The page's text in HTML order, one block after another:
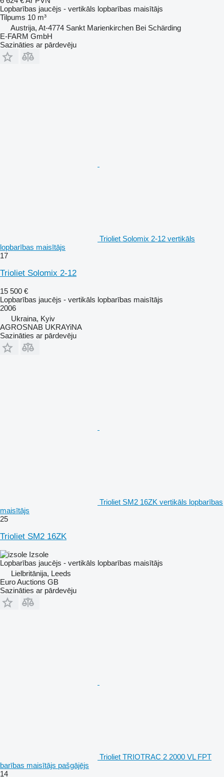
Lopbarības jaucējs - vertikāls lopbarības maisītājs
Tilpums 10 m³
Austrija, At-4774 Sankt Marienkirchen Bei Schärding
E-FARM GmbH
Sazināties ar pārdevēju
Trioliet Solomix 2-12 vertikāls
lopbarības maisītājs
17
Trioliet Solomix 2-12
15 500 €
Lopbarības jaucējs - vertikāls lopbarības maisītājs
2006
Ukraina, Kyiv
AGROSNAB UKRAYiNA
Sazināties ar pārdevēju
Trioliet SM2 16ZK vertikāls lopbarības
maisītājs
25
Trioliet SM2 16ZK
Izsole
Lopbarības jaucējs - vertikāls lopbarības maisītājs
Lielbritānija, Leeds
Euro Auctions GB
Sazināties ar pārdevēju
Trioliet TRIOTRAC 2 2000 VL FPT
barības maisītājs pašgājējs
14